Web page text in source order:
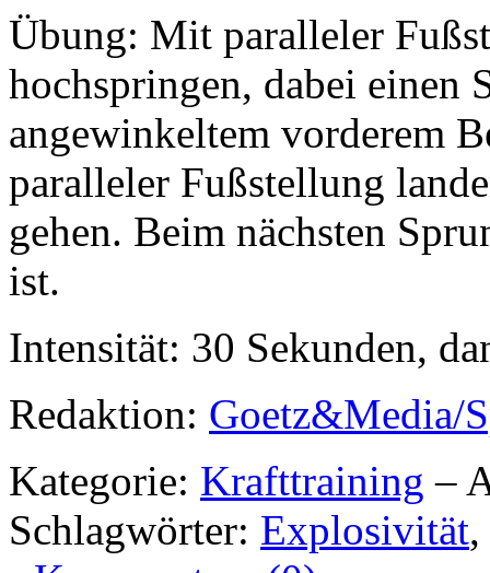
Übung: Mit paralleler
hochspringen, dabei einen
angewinkeltem vorderem
paralleler Fußstellung
gehen. Beim nächsten
ist.
Intensität: 30 Sekunden,
Redaktion: Goetz&Media/
Kategorie: Krafttraining –
Schlagwörter: Explosivität,